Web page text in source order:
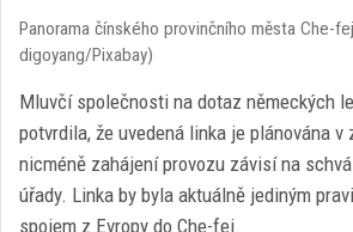
Panorama čínského provinčního města Che-
digoyang/Pixabay)
Mluvčí společnosti na dotaz německých
potvrdila, že uvedená linka je plánována v
nicméně zahájení provozu závisí na
úřady. Linka by byla aktuálně jediným
spojem z Evropy do Che-fej.